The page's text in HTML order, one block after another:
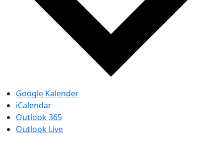
Google Kalender
iCalendar
Outlook 365
Outlook Live